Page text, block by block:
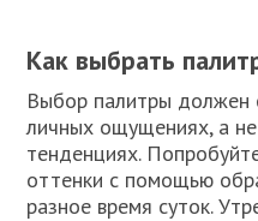
Как выбрать
Выбор палитры должен
личных ощущениях, а
тенденциях.
оттенки с помощью
разное время суток.